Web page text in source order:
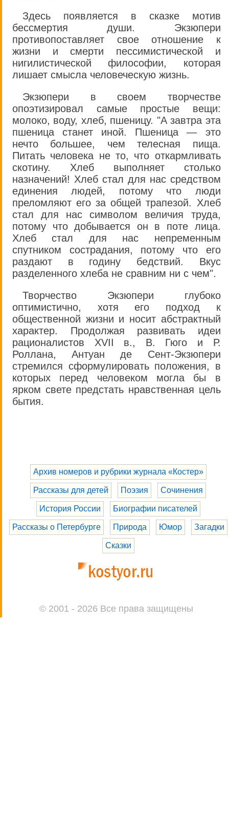
Здесь появляется в сказке мотив
бессмертия души. Экзюпери
противопоставляет свое отношение к
жизни и смерти пессимистической и
нигилистической философии, которая
лишает смысла человеческую жизнь.
Экзюпери в своем творчестве
опоэтизировал самые простые вещи:
молоко, воду, хлеб, пшеницу. "А завтра эта
пшеница станет иной. Пшеница — это
нечто большее, чем телесная пища.
Питать человека не то, что откармливать
скотину. Хлеб выполняет столько
назначений! Хлеб стал для нас средством
единения людей, потому что люди
преломляют его за общей трапезой. Хлеб
стал для нас символом величия труда,
потому что добывается он в поте лица.
Хлеб стал для нас непременным
спутником сострадания, потому что его
раздают в годину бедствий. Вкус
разделенного хлеба не сравним ни с чем".
Творчество Экзюпери глубоко
оптимистично, хотя его подход к
общественной жизни и носит абстрактный
характер. Продолжая развивать идеи
рационалистов XVII в., В. Гюго и Р.
Роллана, Антуан де Сент-Экзюпери
стремился сформулировать положения, в
которых перед человеком могла бы в
ярком свете предстать нравственная цель
бытия.
Архив номеров и рубрики журнала «Костер»
Рассказы для детей Поэзия Сочинения
История России Биографии писателей
Рассказы о Петербурге Природа Юмор Загадки
Сказки
© 2001 - 2026 Все права защищены